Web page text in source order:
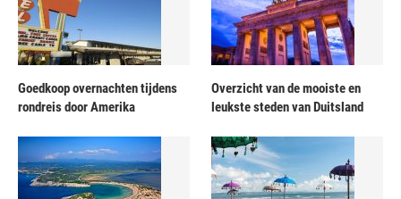
Goedkoop overnachten tijdens
rondreis door Amerika
Overzicht van de mooiste en
leukste steden van Duitsland